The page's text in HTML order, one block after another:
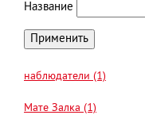
Название
наблюдатели (1)
Мате Залка (1)